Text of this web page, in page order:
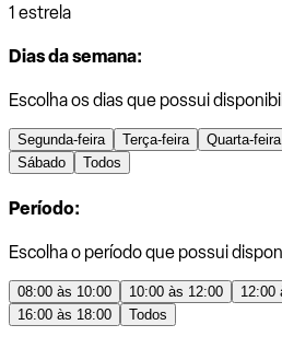
1 estrela
Dias da semana:
Escolha os dias que possui
Segunda-feira Terça-feira Quarta-feira
Sábado
Todos
Período:
Escolha o período que possui
08:00 às 10:00 10:00 às 12:00 12:00
16:00 às 18:00
Todos